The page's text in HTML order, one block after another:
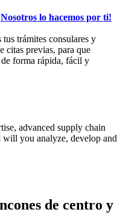
lo hacemos por ti!
trámites consulares y
citas previas, para que
forma rápida, fácil y
advanced supply chain
you analyze, develop and
de centro y